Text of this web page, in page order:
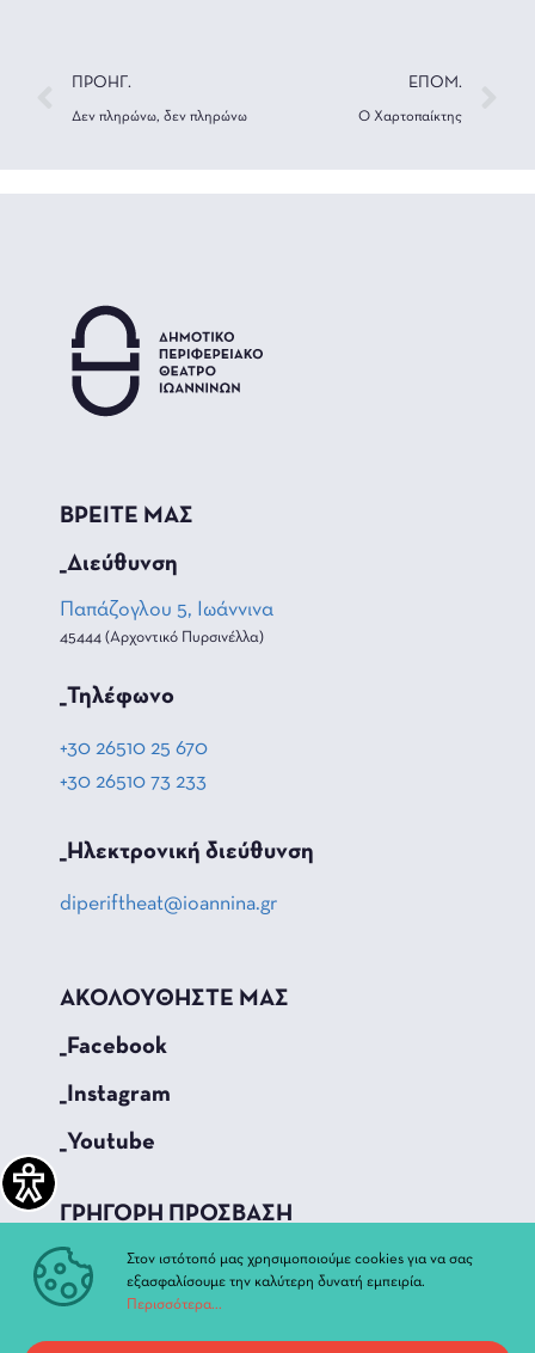
ΠΡΟΗΓ.
Δεν πληρώνω, δεν πληρώνω
ΕΠΟΜ.
Ο Χαρτοπαίκτης
ΒΡΕΙΤΕ ΜΑΣ
_Διεύθυνση
Παπάζογλου 5, Ιωάννινα
45444 (Αρχοντικό Πυρσινέλλα)
_Τηλέφωνο
+30 26510 25 670
+30 26510 73 233
_Hλεκτρονική διεύθυνση
diperiftheat@ioannina.gr
ΑΚΟΛΟΥΘΗΣΤΕ ΜΑΣ
_Facebook
_Instagram
_Youtube
ΓΡΗΓΟΡΗ ΠΡΟΣΒΑΣΗ
Τρέχουσες Παραστάσεις
Αρχείο Παραστάσεων
Στον ιστότοπό μας χρησιμοποιούμε cookies για να σας
εξασφαλίσουμε την καλύτερη δυνατή εμπειρία.
Περισσότερα...